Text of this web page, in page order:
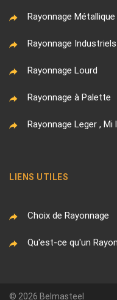
Rayonnage Métallique
Rayonnage Industriels
Rayonnage Lourd
Rayonnage à Palette
Rayonnage Leger , Mi
LIENS UTILES
Choix de Rayonnage
Qu'est-ce qu'un
© 2026 Belmasteel